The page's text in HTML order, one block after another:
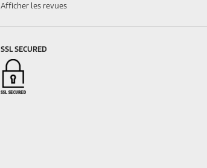
Afficher les revues
SSL SECURED